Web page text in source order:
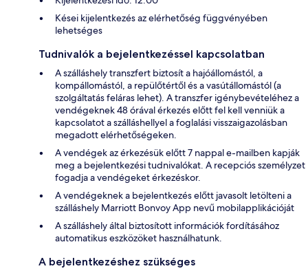
Kései kijelentkezés az elérhetőség függvényében
lehetséges
Tudnivalók a bejelentkezéssel kapcsolatban
A szálláshely transzfert biztosít a hajóállomástól, a
kompállomástól, a repülőtértől és a vasútállomástól (a
szolgáltatás feláras lehet). A transzfer igénybevételéhez a
vendégeknek 48 órával érkezés előtt fel kell venniük a
kapcsolatot a szálláshellyel a foglalási visszaigazolásban
megadott elérhetőségeken.
A vendégek az érkezésük előtt 7 nappal e-mailben kapják
meg a bejelentkezési tudnivalókat. A recepciós személyzet
fogadja a vendégeket érkezéskor.
A vendégeknek a bejelentkezés előtt javasolt letölteni a
szálláshely Marriott Bonvoy App nevű mobilapplikációját
A szálláshely által biztosított információk fordításához
automatikus eszközöket használhatunk.
A bejelentkezéshez szükséges